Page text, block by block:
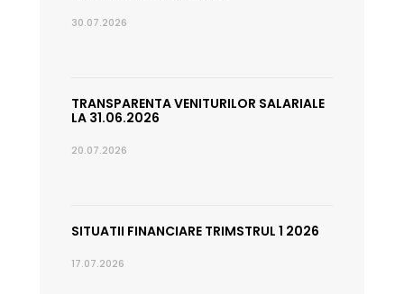
30.07.2026
TRANSPARENTA VENITURILOR SALARIALE
LA 31.06.2026
20.07.2026
SITUATII FINANCIARE TRIMSTRUL 1 2026
17.07.2026